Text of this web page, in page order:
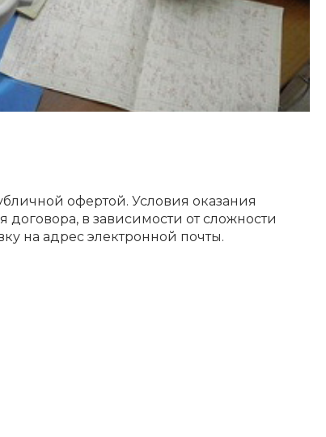
офертой. Условия оказания
в зависимости от сложности
на адрес электронной почты.